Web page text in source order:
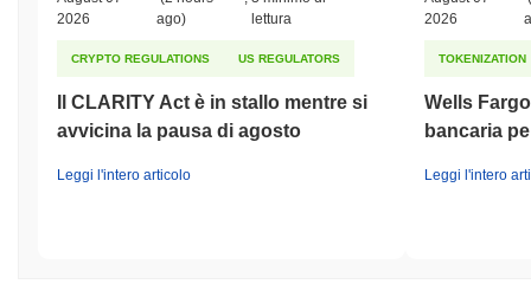
2026
ago)
lettura
CRYPTO REGULATIONS US REGULATORS
Il CLARITY Act è in stallo mentre si
avvicina la pausa di agosto
Leggi l'intero articolo
2026
TOKENIZATION
Wells
bancaria
Leggi l'intero